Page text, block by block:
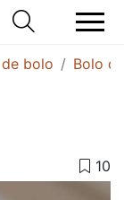
bolo Bolo